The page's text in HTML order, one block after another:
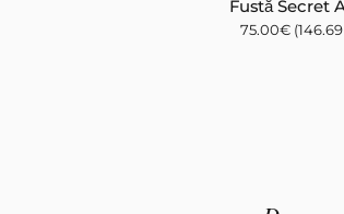
Fustă Secret
75.00€